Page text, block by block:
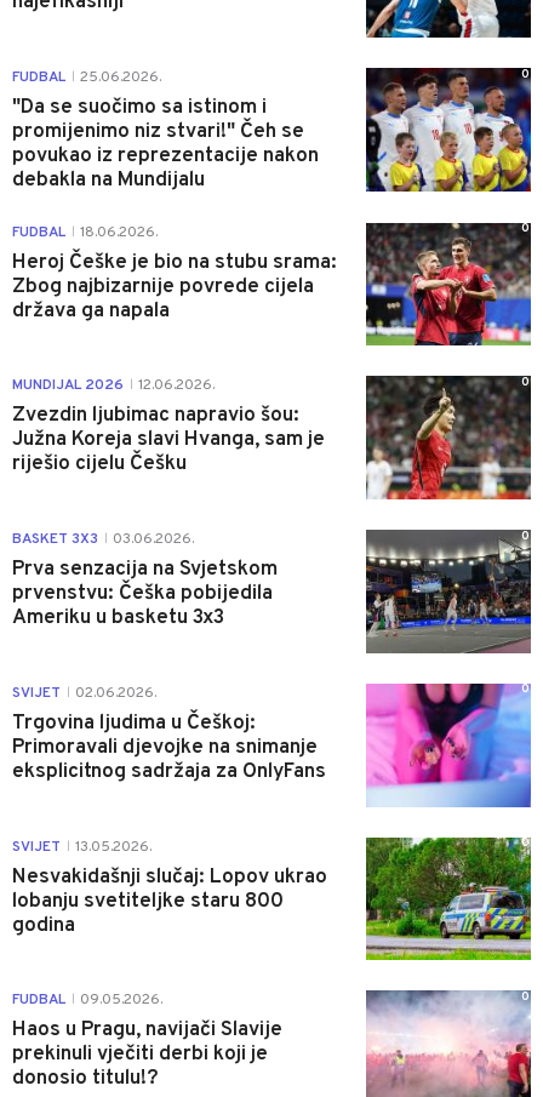
FUDBAL 25.06.2026.
"Da se suočimo sa istinom i
promijenimo niz stvari!" Čeh se
povukao iz reprezentacije nakon
debakla na Mundijalu
0
FUDBAL 18.06.2026.
Heroj Češke je bio na stubu srama:
Zbog najbizarnije povrede cijela
država ga napala
0
MUNDIJAL 2026 12.06.2026.
Zvezdin ljubimac napravio šou:
Južna Koreja slavi Hvanga, sam je
riješio cijelu Češku
0
BASKET 3X3 03.06.2026.
Prva senzacija na Svjetskom
prvenstvu: Češka pobijedila
Ameriku u basketu 3x3
0
SVIJET 02.06.2026.
Trgovina ljudima u Češkoj:
Primoravali djevojke na snimanje
eksplicitnog sadržaja za OnlyFans
0
SVIJET 13.05.2026.
Nesvakidašnji slučaj: Lopov ukrao
lobanju svetiteljke staru 800
godina
0
FUDBAL 09.05.2026.
Haos u Pragu, navijači Slavije
prekinuli vječiti derbi koji je
donosio titulu!?
0